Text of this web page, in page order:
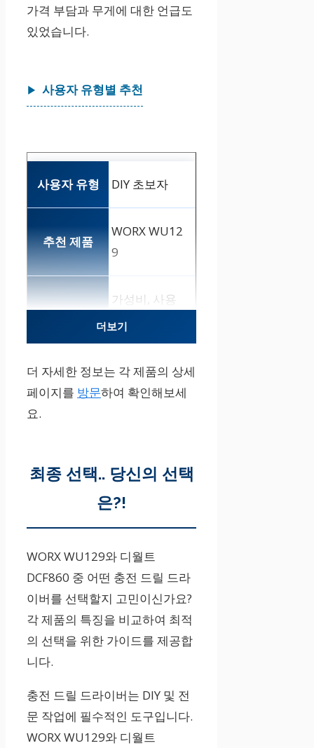
가격 부담과 무게에 대한 언급도
있었습니다.
사용자 유형별 추천
DIY 초보자
WORX WU12
9
가성비, 사용
편의성, 콤팩
트 디자인.
전문가
60
강력한 성능
과 내구성.
가성비 중시
WORX WU12
합리적인 가
격, 높은 만족
도.
더보기
더 자세한 정보는 각 제품의 상세
페이지를 방문하여 확인해보세
요.
최종 선택.. 당신의 선택
은?!
WORX WU129와 디월트
DCF860 중 어떤 충전 드릴 드라
이버를 선택할지 고민이신가요?
각 제품의 특징을 비교하여 최적
의 선택을 위한 가이드를 제공합
니다.
충전 드릴 드라이버는 DIY 및 전
문 작업에 필수적인 도구입니다.
WORX WU129와 디월트